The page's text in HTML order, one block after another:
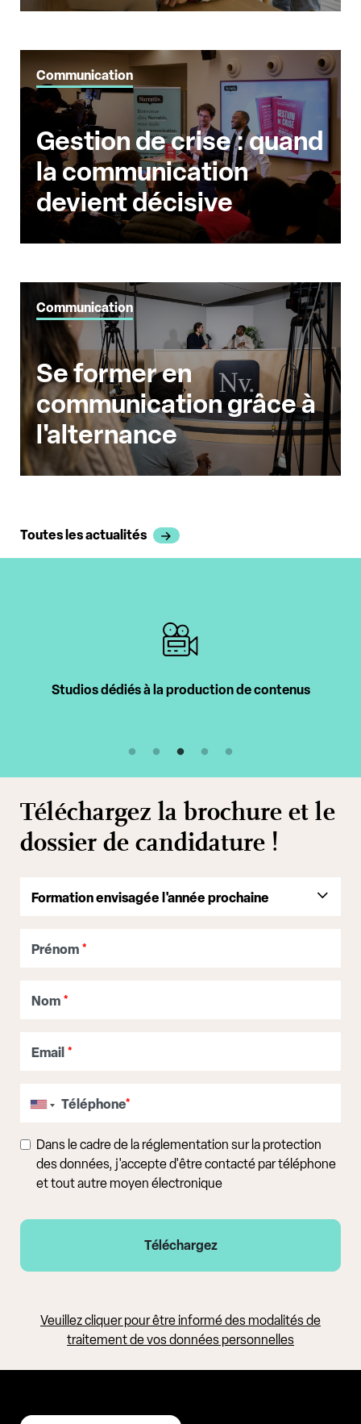
Communication
Gestion de crise : quand
la communication
devient décisive
Communication
Se former en
communication grâce à
l'alternance
Toutes les actualités
Studios dédiés à la production de contenus
Téléchargez la brochure et le
dossier de candidature !
Prénom *
Nom *
Email *
Téléphone*
Dans le cadre de la réglementation sur la protection
des données, j'accepte d'être contacté par téléphone
et tout autre moyen électronique
Veuillez cliquer pour être informé des modalités de
traitement de vos données personnelles